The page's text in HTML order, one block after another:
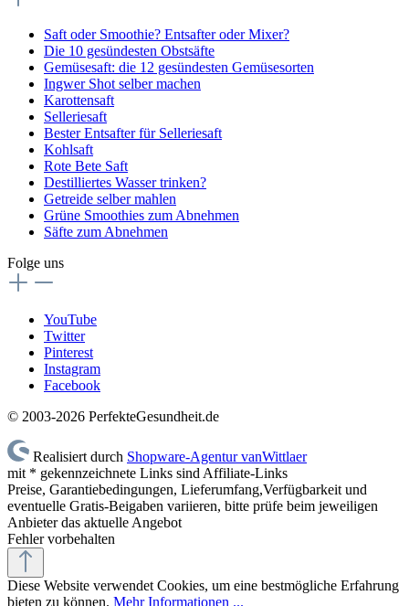
Saft oder Smoothie? Entsafter oder Mixer?
Die 10 gesündesten Obstsäfte
Gemüsesaft: die 12 gesündesten Gemüsesorten
Ingwer Shot selber machen
Karottensaft
Selleriesaft
Bester Entsafter für Selleriesaft
Kohlsaft
Rote Bete Saft
Destilliertes Wasser trinken?
Getreide selber mahlen
Grüne Smoothies zum Abnehmen
Säfte zum Abnehmen
Folge uns
YouTube
Twitter
Pinterest
Instagram
Facebook
© 2003-2026 PerfekteGesundheit.de
Realisiert durch Shopware-Agentur vanWittlaer
mit * gekennzeichnete Links sind Affiliate-Links
Preise, Garantiebedingungen, Lieferumfang,Verfügbarkeit und
eventuelle Gratis-Beigaben variieren, bitte prüfe beim jeweiligen
Anbieter das aktuelle Angebot
Fehler vorbehalten
Diese Website verwendet Cookies, um eine bestmögliche Erfahrung
bieten zu können. Mehr Informationen ...